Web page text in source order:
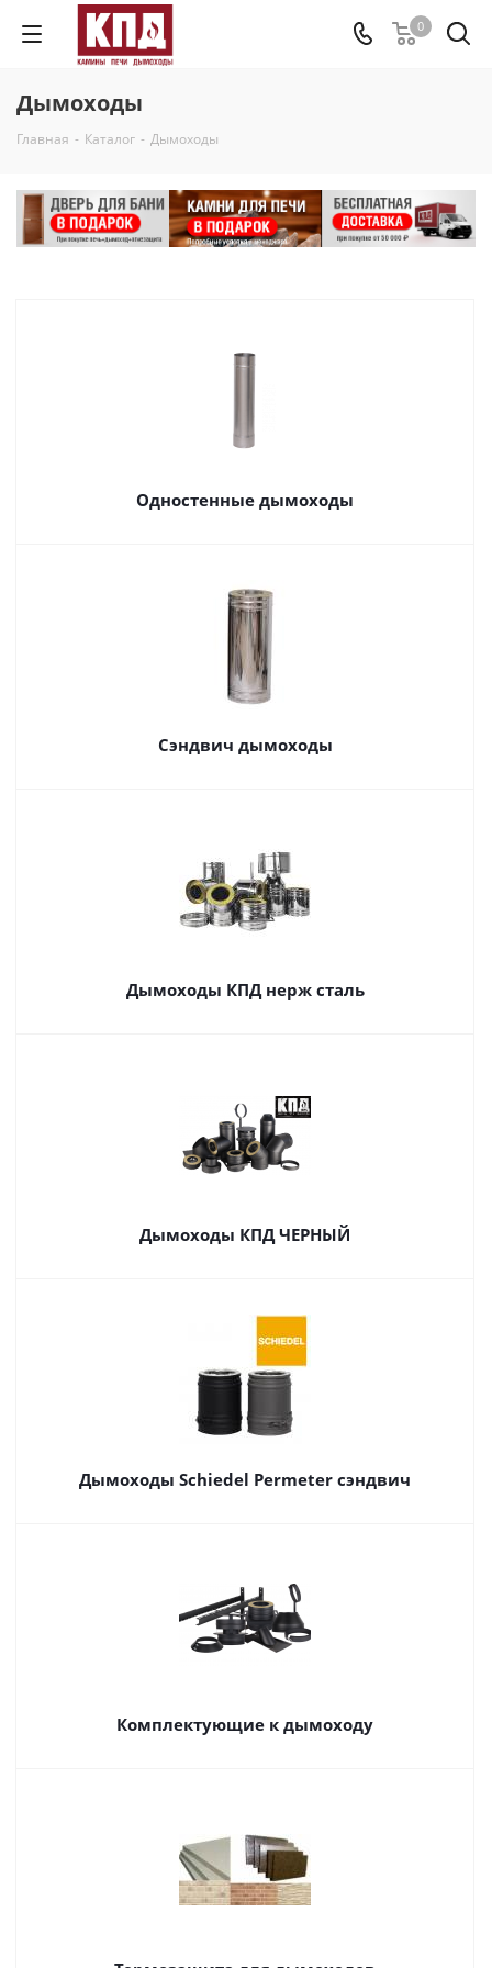
0
Дымоходы
Главная - Каталог - Дымоходы
Одностенные дымоходы
Сэндвич дымоходы
Дымоходы КПД нерж сталь
Дымоходы КПД ЧЕРНЫЙ
Дымоходы Schiedel Permeter сэндвич
Комплектующие к дымоходу